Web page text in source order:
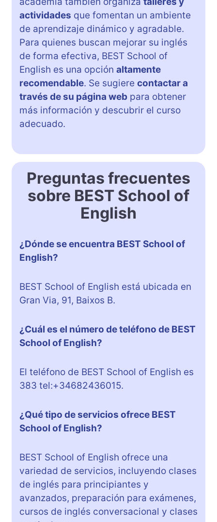
actividades que fomentan un ambiente
de aprendizaje dinámico y agradable.
Para quienes buscan mejorar su inglés
de forma efectiva, BEST School of
English es una opción altamente
recomendable. Se sugiere contactar a
través de su página web para obtener
más información y descubrir el curso
adecuado.
Preguntas frecuentes
sobre BEST School of
English
¿Dónde se encuentra BEST School of
English?
BEST School of English está ubicada en
Gran Via, 91, Baixos B.
¿Cuál es el número de teléfono de BEST
School of English?
El teléfono de BEST School of English es
383 tel:+34682436015.
¿Qué tipo de servicios ofrece BEST
School of English?
BEST School of English ofrece una
variedad de servicios, incluyendo clases
de inglés para principiantes y
avanzados, preparación para exámenes,
cursos de inglés conversacional y clases